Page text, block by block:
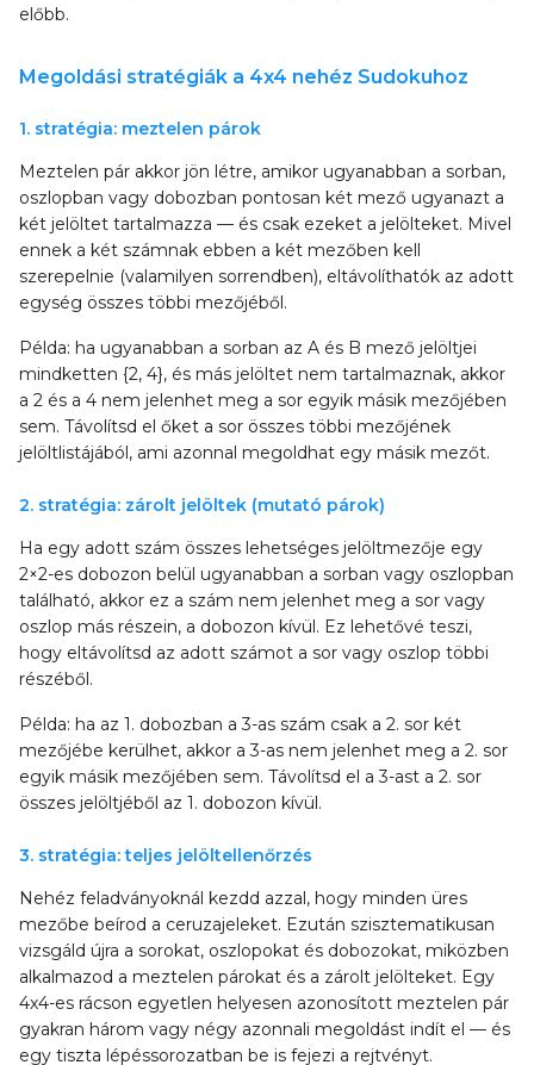
előbb.
Megoldási stratégiák a 4x4 nehéz Sudokuhoz
1. stratégia: meztelen párok
Meztelen pár akkor jön létre, amikor ugyanabban a sorban,
oszlopban vagy dobozban pontosan két mező ugyanazt a
két jelöltet tartalmazza — és csak ezeket a jelölteket. Mivel
ennek a két számnak ebben a két mezőben kell
szerepelnie (valamilyen sorrendben), eltávolíthatók az adott
egység összes többi mezőjéből.
Példa: ha ugyanabban a sorban az A és B mező jelöltjei
mindketten {2, 4}, és más jelöltet nem tartalmaznak, akkor
a 2 és a 4 nem jelenhet meg a sor egyik másik mezőjében
sem. Távolítsd el őket a sor összes többi mezőjének
jelöltlistájából, ami azonnal megoldhat egy másik mezőt.
2. stratégia: zárolt jelöltek (mutató párok)
Ha egy adott szám összes lehetséges jelöltmezője egy
2×2-es dobozon belül ugyanabban a sorban vagy oszlopban
található, akkor ez a szám nem jelenhet meg a sor vagy
oszlop más részein, a dobozon kívül. Ez lehetővé teszi,
hogy eltávolítsd az adott számot a sor vagy oszlop többi
részéből.
Példa: ha az 1. dobozban a 3-as szám csak a 2. sor két
mezőjébe kerülhet, akkor a 3-as nem jelenhet meg a 2. sor
egyik másik mezőjében sem. Távolítsd el a 3-ast a 2. sor
összes jelöltjéből az 1. dobozon kívül.
3. stratégia: teljes jelöltellenőrzés
Nehéz feladványoknál kezdd azzal, hogy minden üres
mezőbe beírod a ceruzajeleket. Ezután szisztematikusan
vizsgáld újra a sorokat, oszlopokat és dobozokat, miközben
alkalmazod a meztelen párokat és a zárolt jelölteket. Egy
4x4-es rácson egyetlen helyesen azonosított meztelen pár
gyakran három vagy négy azonnali megoldást indít el — és
egy tiszta lépéssorozatban be is fejezi a rejtvényt.